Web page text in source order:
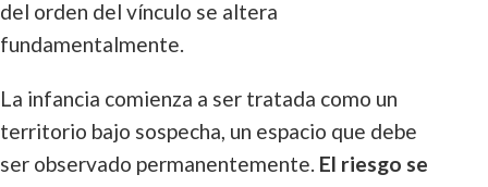
del orden del vínculo se altera
fundamentalmente.
La infancia comienza a ser tratada como un
territorio bajo sospecha, un espacio que debe
ser observado permanentemente. El riesgo se